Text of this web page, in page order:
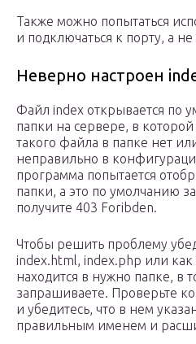
Также можно попытаться
и подключаться к порту, а
Неверно настроен
Файл index открывается по
папки на сервере, в
такого файла в папке нет
неправильно в
программа попытается
папки, а это по умолчанию
получите 403 Foribden.
Чтобы решить проблему
index.html, index.php или как
находится в нужно папке, в
запрашиваете. Проверьте
и убедитесь, что в нем
правильным именем и